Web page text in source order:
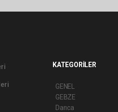
KATEGORİLER
GENEL
GEBZE
Darıca